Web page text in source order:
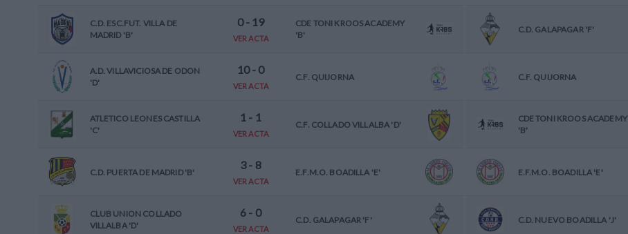
C.D. ESC.FUT. VILLA DE
MADRID 'B'
0- 19
VER ACTA
CDE TONI KROOS ACADEMY
'B'
A.D. VILLAVICIOSA DE ODON
'D'
10- 0
VER ACTA
C.F. QUIJORNA
ATLETICO LEONES CASTILLA
'C'
1 - 1
VER ACTA
C.F. COLLADO VILLALBA 'D'
C.D. PUERTA DE MADRID 'B'
3- 8
VER ACTA
E.F.M.O. BOADILLA 'E'
CLUB UNION COLLADO
VILLALBA 'D'
6 - 0
VER ACTA
C.D. GALAPAGAR 'F'
C.D. GALAPAGAR 'F'
C.F. QUIJORNA
CDE TONI KROOS ACADEMY
'B'
E.F.M.O. BOADILLA 'E'
C.D. NUEVO BOADILLA 'J'